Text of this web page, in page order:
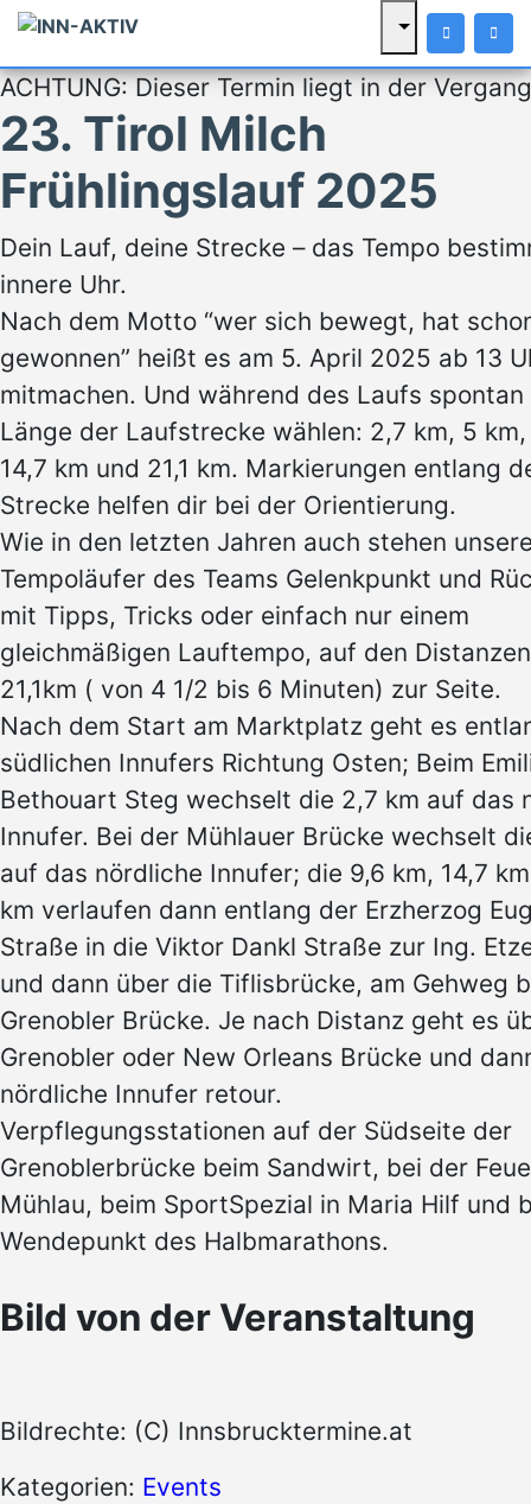
ACHTUNG: Dieser Termin liegt in der
23. Tirol Milch
Frühlingslauf 2025
Dein Lauf, deine Strecke – das Tempo
innere Uhr.
Nach dem Motto “wer sich bewegt, hat
gewonnen” heißt es am 5. April 2025 ab 13
mitmachen. Und während des Laufs spontan
Länge der Laufstrecke wählen: 2,7 km, 5
14,7 km und 21,1 km. Markierungen entlang
Strecke helfen dir bei der Orientierung.
Wie in den letzten Jahren auch stehen
Tempoläufer des Teams Gelenkpunkt und
mit Tipps, Tricks oder einfach nur einem
gleichmäßigen Lauftempo, auf den
21,1km ( von 4 1/2 bis 6 Minuten) zur Seite.
Nach dem Start am Marktplatz geht es
südlichen Innufers Richtung Osten; Beim
Bethouart Steg wechselt die 2,7 km auf das
Innufer. Bei der Mühlauer Brücke wechselt
auf das nördliche Innufer; die 9,6 km, 14,7 km
km verlaufen dann entlang der Erzherzog
Straße in die Viktor Dankl Straße zur Ing.
und dann über die Tiflisbrücke, am Gehweg
Grenobler Brücke. Je nach Distanz geht es
Grenobler oder New Orleans Brücke und
nördliche Innufer retour.
Verpflegungsstationen auf der Südseite der
Grenoblerbrücke beim Sandwirt, bei der
Mühlau, beim SportSpezial in Maria Hilf und
Wendepunkt des Halbmarathons.
Bild von der Veranstaltung
Bildrechte: (C) Innsbrucktermine.at
Kategorien: Events